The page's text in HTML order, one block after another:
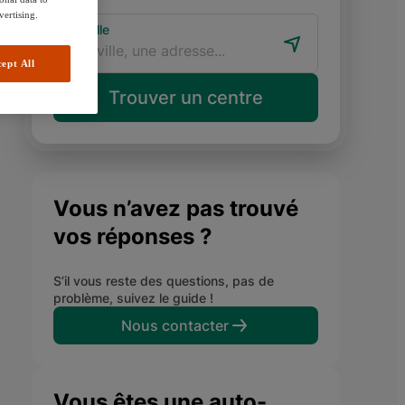
Ma ville
Trouver un centre
Vous n’avez pas trouvé
vos réponses ?
S’il vous reste des questions, pas de
problème, suivez le guide !
Nous contacter
All